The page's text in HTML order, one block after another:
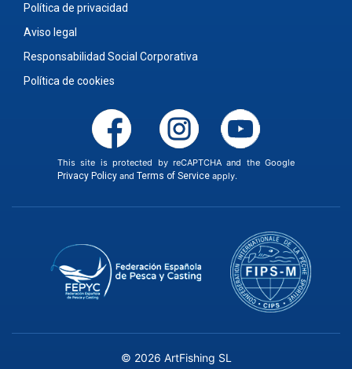
Política de privacidad
Aviso legal
Responsabilidad Social Corporativa
Política de cookies
This site is protected by reCAPTCHA and the Google
Privacy Policyand Terms of Serviceapply.
© 2026 ArtFishing SL